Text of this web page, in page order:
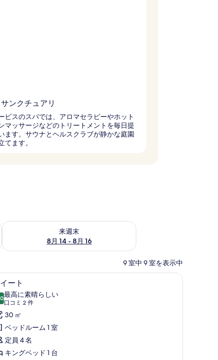
ンクチュアリ
ビスのスパでは、アロマセラピーやホット
マッサージなどのトリートメントを毎日提
ます。サウナとヘルスクラブが静かな庭園
てます。
ク
来週末
8月 14 - 8月 16
来週末 8月 14 - 8月 16 の空室状況をチェック
9 室中 9 室を表示中
低刺激性寝具、セーフティボックス (室内)
5ート
点中 10.0
最高に素晴らしい
口コミ 2 件
(口
コ
ミ
2
件)
30 ㎡
ベッドルーム 1 室
定員 4 名
キングベッド 1 台